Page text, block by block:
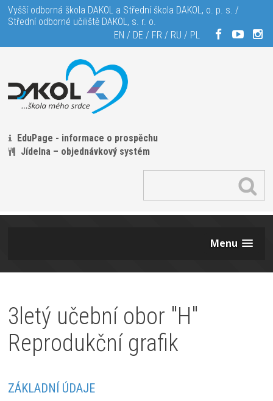
Vyšší odborná škola DAKOL a Střední škola DAKOL, o. p. s. /
Střední odborné učiliště DAKOL, s. r. o.
EN / DE / FR/ RU / PL
EduPage - informace o prospěchu
Jídelna – objednávkový systém
Menu
3letý učební obor "H"
Reprodukční grafik
ZÁKLADNÍ ÚDAJE